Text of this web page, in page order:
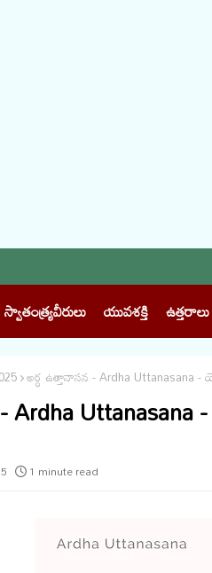
స్వాతంత్య్రవీరులు యువశక్తి ఉత్తరాలు
అర్ధ ఉత్తానాసన - Ardha Uttanasana -
Ardha
1 minute read